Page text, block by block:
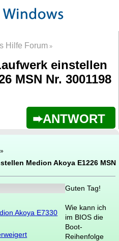
Hilfe Forum »
einstellen
MSN Nr. 3001198
ANTWORT
Medion Akoya E1226 MSN
Akoya E7330
Guten Tag!
Wie kann ich
im BIOS die
Boot-
Reihenfolge